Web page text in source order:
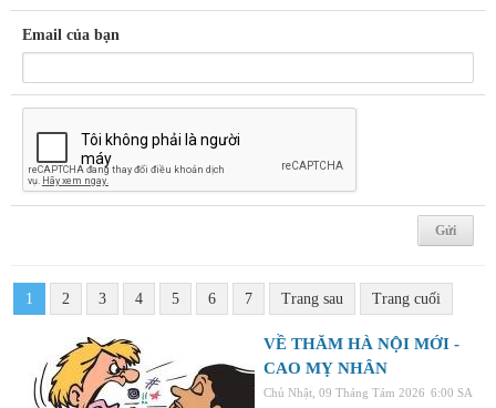
Email của bạn
1 2 3 4 5 6 7 Trang sau Trang cuối
VỀ THĂM HÀ NỘI MỚI -
CAO MỴ NHÂN
Chủ Nhật, 09 Tháng Tám 2026 6:00 SA